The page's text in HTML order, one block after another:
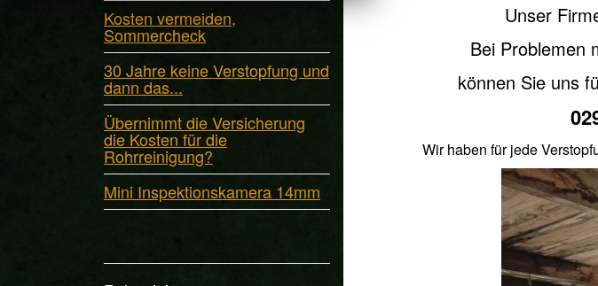
Kosten vermeiden,
Sommercheck
30 Jahre keine Verstopfung und
dann das...
Übernimmt die Versicherung
die Kosten für die
Rohrreinigung?
Mini Inspektionskamera 14mm
Unser
Bei Problemen
können Sie uns
Wir haben für jede